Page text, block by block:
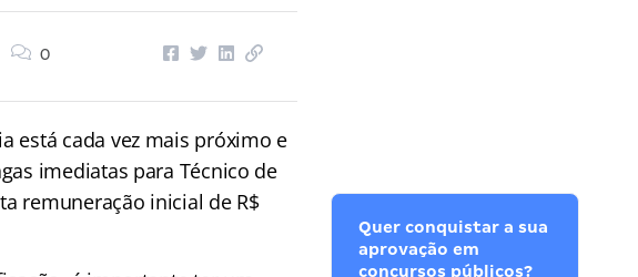
0
está cada vez mais próximo e
imediatas para Técnico de
remuneração inicial de R$
Quer conquistar a sua
aprovação em
concursos públicos?